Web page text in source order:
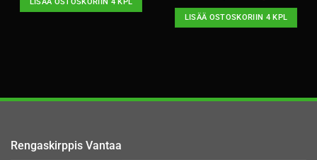
LISÄÄ OSTOSKORIIN 4 KPL
LISÄÄ OSTOSKORIIN 4 KPL
Rengaskirppis Vantaa